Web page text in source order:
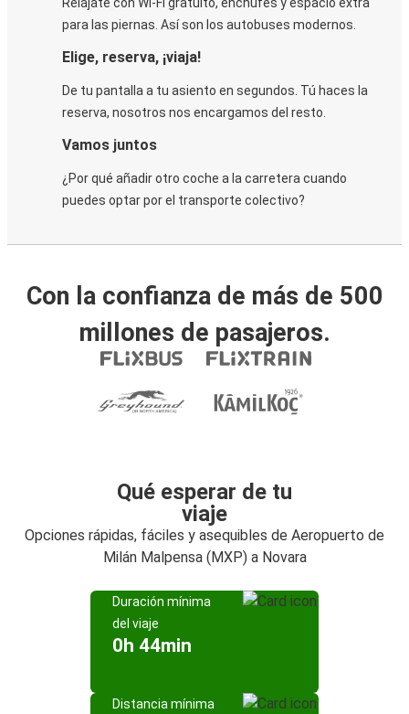
para las piernas. Así son los autobuses modernos.
Elige, reserva, ¡viaja!
De tu pantalla a tu asiento en segundos. Tú haces la
reserva, nosotros nos encargamos del resto.
Vamos juntos
¿Por qué añadir otro coche a la carretera cuando
puedes optar por el transporte colectivo?
Con la confianza de más de 500
millones de pasajeros.
Qué esperar de tu
viaje
Opciones rápidas, fáciles y asequibles de Aeropuerto de
Milán Malpensa (MXP) a Novara
Duración mínima
del viaje
0h 44min
Distancia mínima